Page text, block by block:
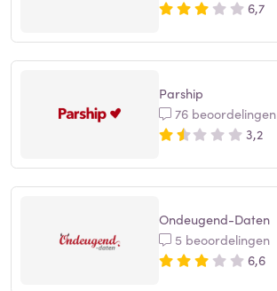
6,7
Parship
76 beoordelingen
3,2
Ondeugend-Daten
5 beoordelingen
6,6